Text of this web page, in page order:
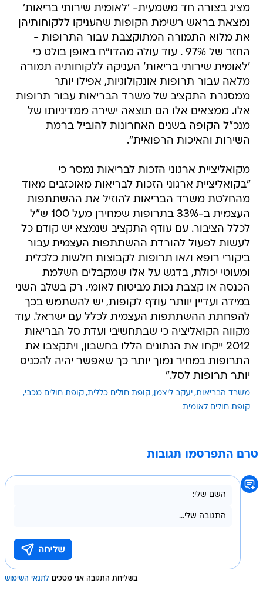
מציג בצורה חד משמעית- 'לאומית שירותי בריאות'
נמצאת בראש רשימת הקופות שהעניקו ללקוחותיהן
את מלוא התמורה המתוקצבת עבור התרופות -
החזר של 97% . עוד עולה מהדו"ח באופן בולט כי
'לאומית שירותי בריאות' העניקה ללקוחותיה תמורה
מלאה עבור תרופות אונקולוגיות, אפילו יותר
ממסגרת התקציב של משרד הבריאות עבור תרופות
אלו. ממצאים אלו הם תוצאה ישירה ממדיניותו של
מנכ"ל הקופה בשנים האחרונות להוביל ברמת
השירות והאיכות הרפואית".
מקואליציית ארגוני הזכות לבריאות נמסר כי
"בקואליציית ארגוני הזכות לבריאות מאוכזבים מאוד
מהחלטת משרד הבריאות להוזיל את ההשתתפות
העצמית ב-33% בתרופות שמחירן מעל 100 ש"ל
לכלל הציבור. עם עודף התקציב שנמצא יש קודם כל
לעשות לפעול להורדת ההשתתפות העצמית עבור
ביקורי רופא ו/או תרופות לקבוצות חלשות כלכלית
ומעוטי יכולת, בדגש על אלו שמקבלים השלמת
הכנסה או קצבת נכות מביטוח לאומי. רק בשלב השני
במידה ועדיין יוותר עודף לקופות, יש להשתמש בכך
להפחתת ההשתתפות העצמית לכלל עם ישראל. עוד
מקווה הקואליציה כי שבתחשיבי ועדת סל הבריאות
2012 ייקחו את הנתונים הללו בחשבון, ויתקצבו את
התרופות במחיר נמוך יותר כך שאפשר יהיה להכניס
יותר תרופות לסל."
משרד הבריאות יעקב ליצמן קופת חולים כללית קופת חולים מכבי
קופת חולים לאומית
טרם התפרסמו תגובות
בשליחת התגובה אני מסכים לתנאי השימוש